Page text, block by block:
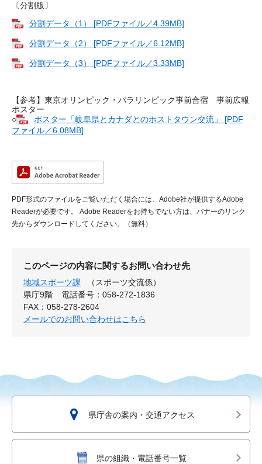
〔分割版〕
分割データ（1） [PDFファイル／4.39MB]
分割データ（2） [PDFファイル／6.12MB]
分割データ（3） [PDFファイル／3.33MB]
【参考】東京オリンピック・パラリンピック事前合宿 事前広報
ポスター
○
ポスター「岐阜県とカナダとのホストタウン交流」 [PDF
ファイル／6.08MB]
PDF形式のファイルをご覧いただく場合には、Adobe社が提供するAdobe
Readerが必要です。
Adobe Readerをお持ちでない方は、バナーのリンク
先からダウンロードしてください。（無料）
このページの内容に関するお問い合わせ先
地域スポーツ課
（スポーツ交流係）
県庁9階
電話番号：058-272-1836
FAX：058-278-2604
メールでのお問い合わせはこちら
県庁舎の案内・交通アクセス
県の組織・電話番号一覧